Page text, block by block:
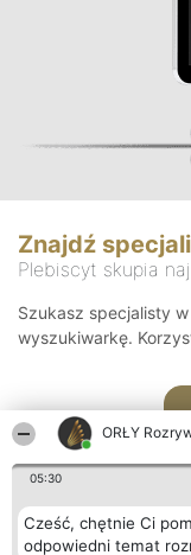
ORŁY
05:30
Cześć, chętnie Ci
odpowiedni temat
Znajdź
Plebiscyt skupia
Szukasz specjalisty
wyszukiwarkę.